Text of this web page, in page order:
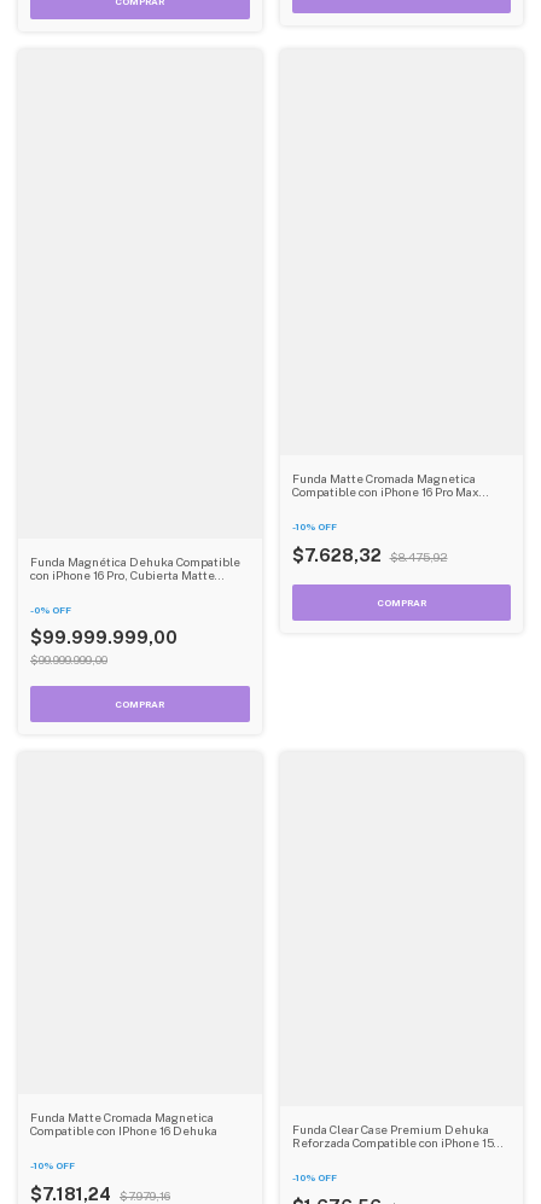
Funda Magnética Dehuka Compatible
con iPhone 16 Pro, Cubierta Matte
-0% OFF
$99.999.999,00
$99.999.999,00
Funda Matte Cromada Magnetica
Compatible con iPhone 16 Pro Max
-10% OFF
$7.628,32 $8.475,92
Funda Matte Cromada Magnetica
Compatible con IPhone 16 Dehuka
-10% OFF
$7.181,24 $7.979,16
Funda Clear Case Premium Dehuka
Reforzada Compatible con iPhone 15
-10% OFF